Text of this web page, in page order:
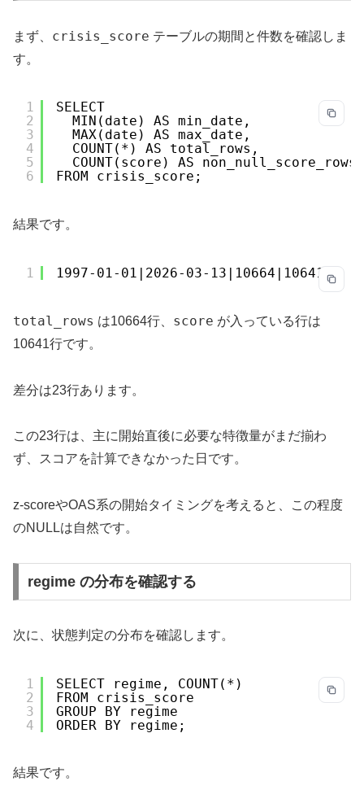
まず、 crisis_score テーブルの期間と件数を確認しま
す。
1
2
3
4
5
6
SELECT
MIN(date) AS min_date,
MAX(date) AS max_date,
COUNT(*) AS total_rows,
COUNT(score) AS non_null_score_rows
FROM crisis_score;
結果です。
1 1997-01-01|2026-03-13|10664|10641
total_rows は10664行、 score が入っている行は
10641行です。
差分は23行あります。
この23行は、主に開始直後に必要な特徴量がまだ揃わ
ず、スコアを計算できなかった日です。
z-scoreやOAS系の開始タイミングを考えると、この程度
のNULLは自然です。
regime の分布を確認する
次に、状態判定の分布を確認します。
1
2
3
4
SELECT regime, COUNT(*)
FROM crisis_score
GROUP BY regime
ORDER BY regime;
結果です。